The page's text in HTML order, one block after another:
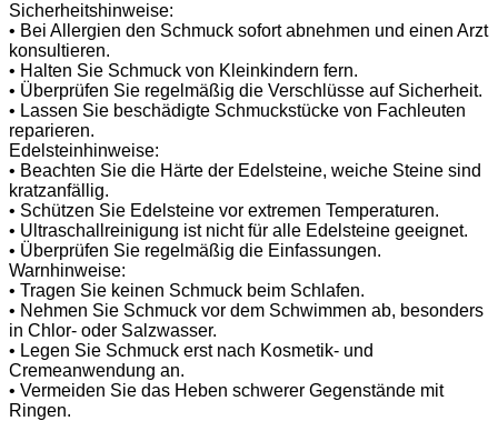
Sicherheitshinweise:
• Bei Allergien den Schmuck sofort abnehmen und einen Arzt
konsultieren.
• Halten Sie Schmuck von Kleinkindern fern.
• Überprüfen Sie regelmäßig die Verschlüsse auf Sicherheit.
• Lassen Sie beschädigte Schmuckstücke von Fachleuten
reparieren.
Edelsteinhinweise:
• Beachten Sie die Härte der Edelsteine, weiche Steine sind
kratzanfällig.
• Schützen Sie Edelsteine vor extremen Temperaturen.
• Ultraschallreinigung ist nicht für alle Edelsteine geeignet.
• Überprüfen Sie regelmäßig die Einfassungen.
Warnhinweise:
• Tragen Sie keinen Schmuck beim Schlafen.
• Nehmen Sie Schmuck vor dem Schwimmen ab, besonders
in Chlor- oder Salzwasser.
• Legen Sie Schmuck erst nach Kosmetik- und
Cremeanwendung an.
• Vermeiden Sie das Heben schwerer Gegenstände mit
Ringen.